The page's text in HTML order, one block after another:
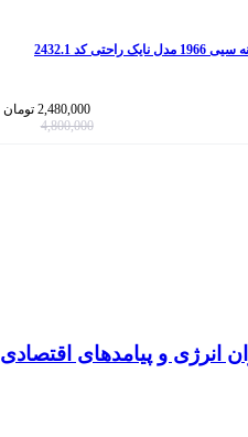
کد 2432.1
2,480,000 تومان
4,800,000
و پیامدهای اقتصادی